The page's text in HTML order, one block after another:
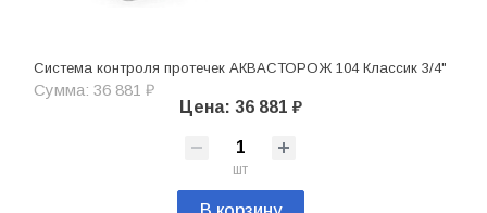
Система контроля протечек АКВАСТОРОЖ 104 Классик 3/4"
Сумма: 36 881 ₽
Цена: 36 881 ₽
шт